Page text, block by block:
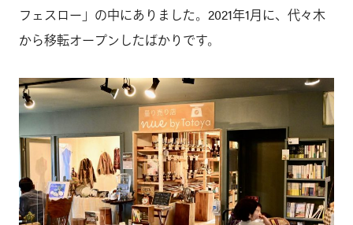
フェスロー」の中にありました。2021年1月に、代々木
から移転オープンしたばかりです。